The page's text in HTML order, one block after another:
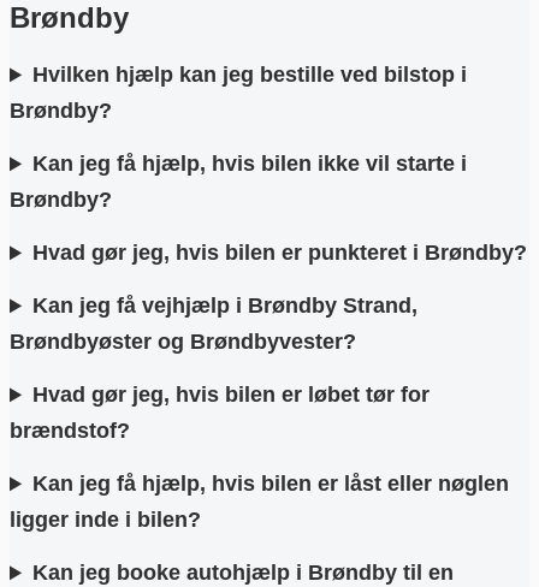
Brøndby
Hvilken hjælp kan jeg bestille ved bilstop i
Brøndby?
Kan jeg få hjælp, hvis bilen ikke vil starte i
Brøndby?
Hvad gør jeg, hvis bilen er punkteret i Brøndby?
Kan jeg få vejhjælp i Brøndby Strand,
Brøndbyøster og Brøndbyvester?
Hvad gør jeg, hvis bilen er løbet tør for
brændstof?
Kan jeg få hjælp, hvis bilen er låst eller nøglen
ligger inde i bilen?
Kan jeg booke autohjælp i Brøndby til en